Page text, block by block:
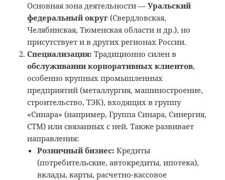
Основная зона деятельности —Уральский
федеральный округ (Свердловская,
Челябинская, Тюменская области и др.), но
присутствует и в других регионах России.
Специализация: Традиционно силен в
обслуживании корпоративных клиентов,
особенно крупных промышленных
предприятий (металлургия, машиностроение,
строительство, ТЭК), входящих в группу
«Синара» (например, Группа Синара, Синергия,
СТМ) или связанных с ней. Также развивает
направления:
Розничный бизнес: Кредиты
(потребительские, автокредиты, ипотека),
вклады, карты, расчетно-кассовое